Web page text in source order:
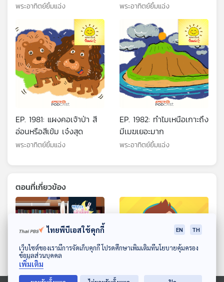
ดาวน์โหลด Thai PBS Podcast Application
พระอาทิตย์ยิ้มแฉ่ง พระอาทิตย์ยิ้มแฉ่ง
EP. 1981: แผงคอเจ้าป่า สี
อ่อนหรือสีเข้ม เจ๋งสุด
พระอาทิตย์ยิ้มแฉ่ง
EP. 1982: ทำไมเหนือเกาะถึง
มีเมฆเยอะมาก
พระอาทิตย์ยิ้มแฉ่ง
ตอนที่เกี่ยวข้อง
ไทยพีบีเอสใช้คุกกี้ EN TH
เว็บไซต์ของเรามีการจัดเก็บคุกกี้ โปรดศึกษาเพิ่มเติมที่นโยบายคุ้มครอง
ข้อมูลส่วนบุคคล
เพิ่มเติม